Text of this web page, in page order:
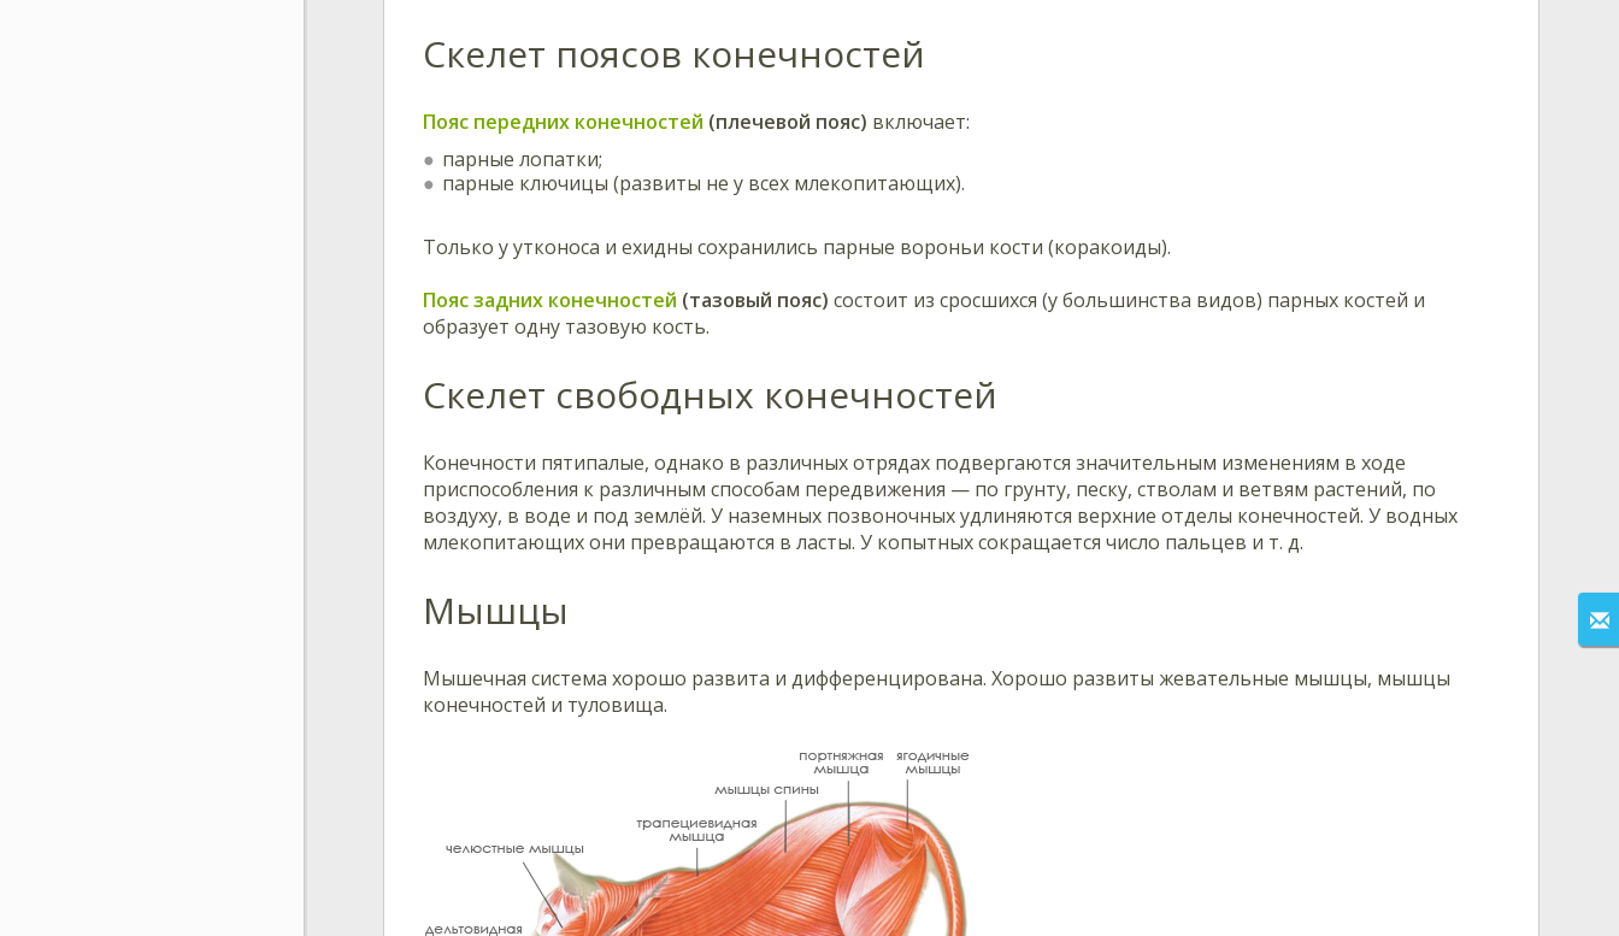
Скелет поясов конечностей
Пояс передних конечностей (плечевой пояс) включает:
парные лопатки;
парные ключицы (развиты не у всех млекопитающих).
Только у утконоса и ехидны сохранились парные вороньи кости (коракоиды).
Пояс задних конечностей (тазовый пояс) состоит из сросшихся (у большинства видов) парных костей и
образует одну тазовую кость.
Скелет свободных конечностей
Конечности пятипалые, однако в различных отрядах подвергаются значительным изменениям в ходе
приспособления к различным способам передвижения — по грунту, песку, стволам и ветвям растений, по
воздуху, в воде и под землёй. У наземных позвоночных удлиняются верхние отделы конечностей. У водных
млекопитающих они превращаются в ласты. У копытных сокращается число пальцев и т. д.
Мышцы
Мышечная система хорошо развита и дифференцирована. Хорошо развиты жевательные мышцы, мышцы
конечностей и туловища.